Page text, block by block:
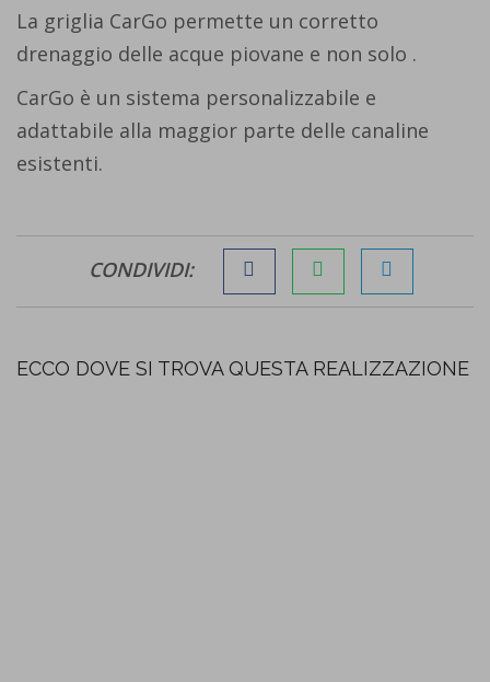
La griglia CarGo permette un corretto
drenaggio delle acque piovane e non solo .
CarGo è un sistema personalizzabile e
adattabile alla maggior parte delle canaline
esistenti.
CONDIVIDI:
ECCO DOVE SI TROVA QUESTA REALIZZAZIONE